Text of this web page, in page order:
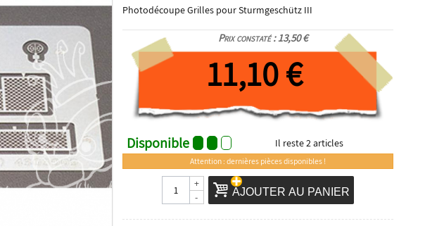
Photodécoupe Grilles pour Sturmgeschütz III
Prix constaté : 13,50 €
11,10 €
Disponible Il reste2articles
Attention : dernières pièces disponibles !
-
+
AJOUTER AU PANIER